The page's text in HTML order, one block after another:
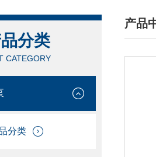
分类
CATEGORY
分类
产品
/